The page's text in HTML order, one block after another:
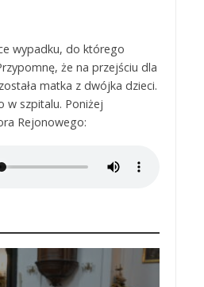
wypadku, do którego
że na przejściu dla
matka z dwójka dzieci.
w szpitalu. Poniżej
Rejonowego: